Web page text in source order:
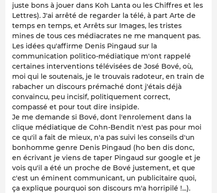
juste bons à jouer dans Koh Lanta ou les Chiffres et les
Lettres). J'ai arrêté de regarder la télé, à part Arte de
temps en temps, et Arrêts sur Images, les tristes
mines de tous ces médiacrates ne me manquent pas.
Les idées qu'affirme Denis Pingaud sur la
communication politico-médiatique m'ont rappelé
certaines interventions télévisées de José Bové, où,
moi qui le soutenais, je le trouvais radoteur, en train de
rabacher un discours prémaché dont j'étais déjà
convaincu, peu incisif, politiquement correct,
compassé et pour tout dire insipide.
Je me demande si Bové, dont l'enrolement dans la
clique médiatique de Cohn-Bendit n'est pas pour moi
ce qu'il a fait de mieux, n'a pas suivi les conseils d'un
bonhomme genre Denis Pingaud (ho ben dis donc,
en écrivant je viens de taper Pingaud sur google et je
vois qu'il a été un proche de Bové justement, et que
c'est un éminent communicant, un publicitaire quoi,
ça explique pourquoi son discours m'a horripilé !...).